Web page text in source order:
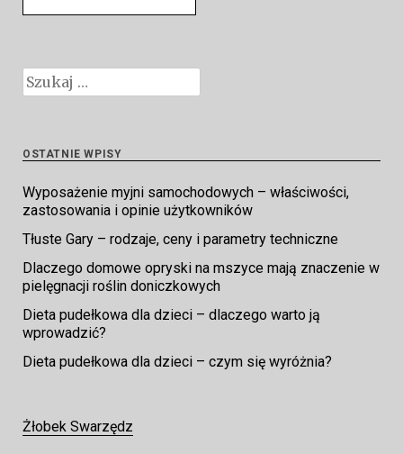
Szukaj:
OSTATNIE WPISY
Wyposażenie myjni samochodowych – właściwości,
zastosowania i opinie użytkowników
Tłuste Gary – rodzaje, ceny i parametry techniczne
Dlaczego domowe opryski na mszyce mają znaczenie w
pielęgnacji roślin doniczkowych
Dieta pudełkowa dla dzieci – dlaczego warto ją
wprowadzić?
Dieta pudełkowa dla dzieci – czym się wyróżnia?
Żłobek Swarzędz